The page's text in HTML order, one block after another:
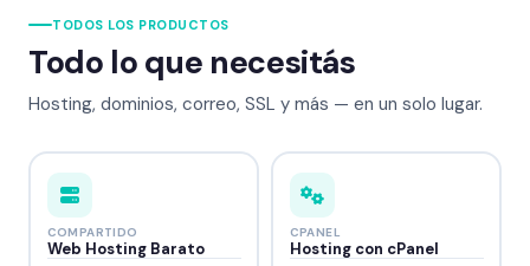
TODOS LOS PRODUCTOS
Todo lo que necesitás
Hosting, dominios, correo, SSL y más — en un solo lugar.
COMPARTIDO
Web Hosting Barato
CPANEL
Hosting con cPanel